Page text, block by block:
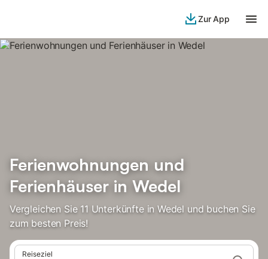
Zur App
Ferienwohnungen und
Ferienhäuser in Wedel
Vergleichen Sie 11 Unterkünfte in Wedel und buchen Sie
zum besten Preis!
Reiseziel